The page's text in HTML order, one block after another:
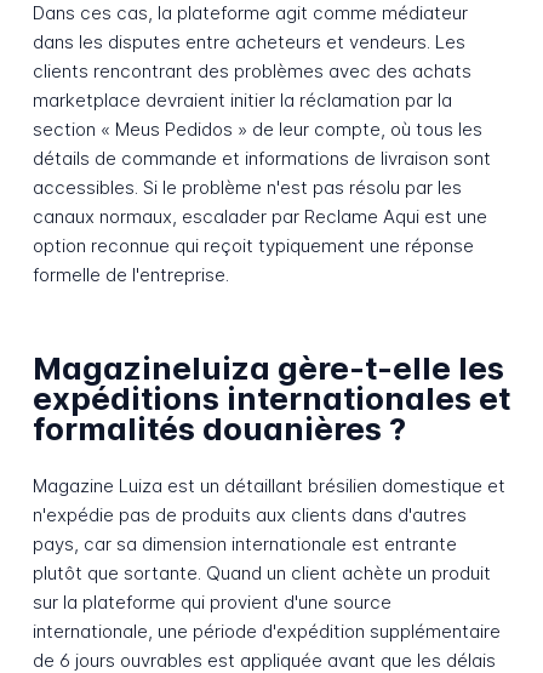
Dans ces cas, la plateforme agit comme médiateur
dans les disputes entre acheteurs et vendeurs. Les
clients rencontrant des problèmes avec des achats
marketplace devraient initier la réclamation par la
section « Meus Pedidos » de leur compte, où tous les
détails de commande et informations de livraison sont
accessibles. Si le problème n'est pas résolu par les
canaux normaux, escalader par Reclame Aqui est une
option reconnue qui reçoit typiquement une réponse
formelle de l'entreprise.
Magazineluiza gère-t-elle les
expéditions internationales et
formalités douanières ?
Magazine Luiza est un détaillant brésilien domestique et
n'expédie pas de produits aux clients dans d'autres
pays, car sa dimension internationale est entrante
plutôt que sortante. Quand un client achète un produit
sur la plateforme qui provient d'une source
internationale, une période d'expédition supplémentaire
de 6 jours ouvrables est appliquée avant que les délais